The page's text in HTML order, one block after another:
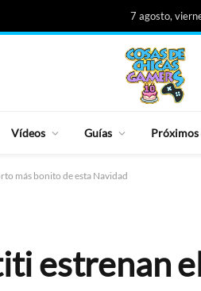
7 agosto,
Vídeos Guías Próximos
más bonito de esta Navidad
estrenan